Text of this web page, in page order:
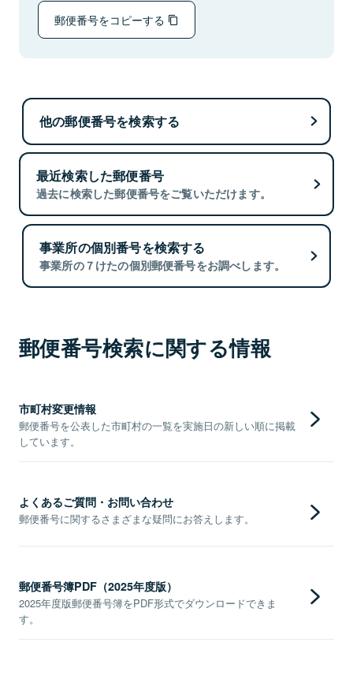
郵便番号をコピーする
他の郵便番号を検索する
最近検索した郵便番号
過去に検索した郵便番号をご覧いただけます。
事業所の個別番号を検索する
事業所の７けたの個別郵便番号をお調べします。
郵便番号検索に関する情報
市町村変更情報
郵便番号を公表した市町村の一覧を実施日の新しい順に掲載
しています。
よくあるご質問・お問い合わせ
郵便番号に関するさまざまな疑問にお答えします。
郵便番号簿PDF（2025年度版）
2025年度版郵便番号簿をPDF形式でダウンロードできま
す。